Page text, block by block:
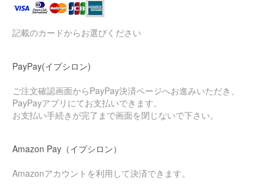
記載のカードからお選びください
PayPay(イプシロン)
ご注文確認画面からPayPay決済ページへお進みいただき、
PayPayアプリにてお支払いできます。
お支払い手続きが完了まで画面を閉じないで下さい。
Amazon Pay（イプシロン）
Amazonアカウントを利用して決済できます。